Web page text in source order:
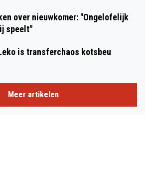
over nieuwkomer: "Ongelofelijk
speelt"
is transferchaos kotsbeu
Meer artikelen